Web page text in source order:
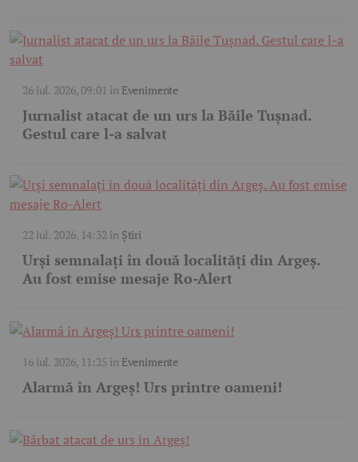
26 iul. 2026, 09:01 în Evenimente
Jurnalist atacat de un urs la Băile Tușnad.
Gestul care l-a salvat
22 iul. 2026, 14:32 în Știri
Urși semnalați în două localități din Argeș.
Au fost emise mesaje Ro-Alert
16 iul. 2026, 11:25 în Evenimente
Alarmă în Argeș! Urs printre oameni!